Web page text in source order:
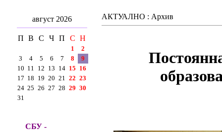
август 2026
П В С Ч П С Н
1
2
3
4 5 6 7 8
9
10 11 12 13 14 15 16
17 18 19 20 21 22 23
24 25 26 27 28 29 30
31
СБУ -
АКТУАЛНО : Архив